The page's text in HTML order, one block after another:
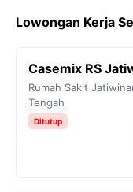
Lowongan Kerja
Casemix RS
Rumah Sakit
Tengah
Ditutup